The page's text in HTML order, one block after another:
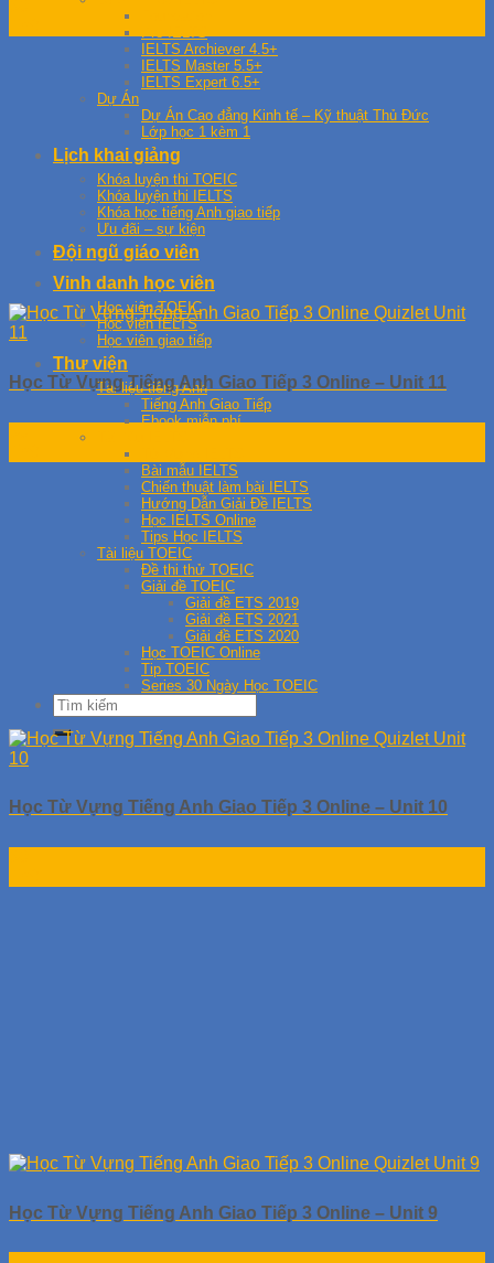
Pre IELTS
IELTS Archiever 4.5+
IELTS Master 5.5+
IELTS Expert 6.5+
Dự Án
Dự Án Cao đẳng Kinh tế – Kỹ thuật Thủ Đức
Lớp học 1 kèm 1
Lịch khai giảng
Khóa luyện thi TOEIC
Khóa luyện thi IELTS
Khóa học tiếng Anh giao tiếp
Ưu đãi – sự kiện
Đội ngũ giáo viên
Vinh danh học viên
Học viên TOEIC
Học viên IELTS
Học viên giao tiếp
Thư viện
Tài liệu tiếng Anh
Tiếng Anh Giao Tiếp
Ebook miễn phí
Bài mẫu IELTS
Chiến thuật làm bài IELTS
Hướng Dẫn Giải Đề IELTS
Học IELTS Online
Tips Học IELTS
Tài liệu TOEIC
Đề thi thử TOEIC
Giải đề TOEIC
Giải đề ETS 2019
Giải đề ETS 2021
Giải đề ETS 2020
Học TOEIC Online
Tip TOEIC
Series 30 Ngày Học TOEIC
Học Từ Vựng Tiếng Anh Giao Tiếp 3 Online – Unit 11
Học Từ Vựng Tiếng Anh Giao Tiếp 3 Online – Unit 10
Học Từ Vựng Tiếng Anh Giao Tiếp 3 Online – Unit 9